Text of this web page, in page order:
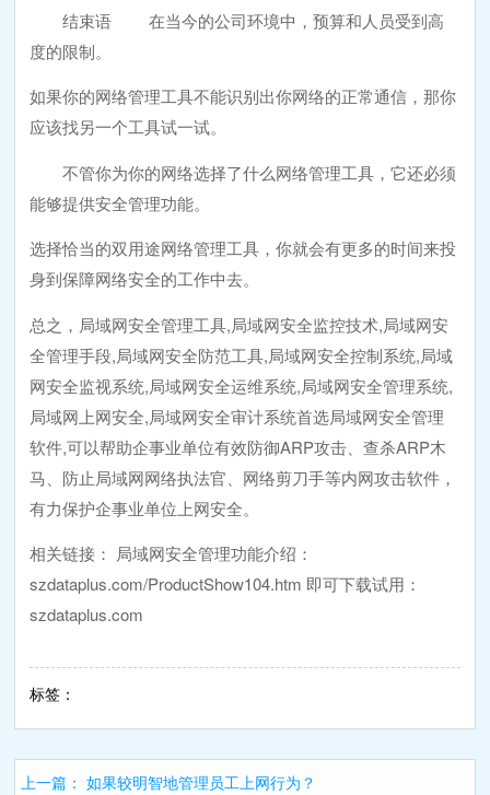
结束语 在当今的公司环境中，预算和人员受到高
度的限制。
如果你的网络管理工具不能识别出你网络的正常通信，那你
应该找另一个工具试一试。
不管你为你的网络选择了什么网络管理工具，它还必须
能够提供安全管理功能。
选择恰当的双用途网络管理工具，你就会有更多的时间来投
身到保障网络安全的工作中去。
总之，局域网安全管理工具,局域网安全监控技术,局域网安
全管理手段,局域网安全防范工具,局域网安全控制系统,局域
网安全监视系统,局域网安全运维系统,局域网安全管理系统,
局域网上网安全,局域网安全审计系统首选局域网安全管理
软件,可以帮助企事业单位有效防御ARP攻击、查杀ARP木
马、防止局域网网络执法官、网络剪刀手等内网攻击软件，
有力保护企事业单位上网安全。
相关链接： 局域网安全管理功能介绍：
szdataplus.com/ProductShow104.htm 即可下载试用：
szdataplus.com
标签：
上一篇： 如果较明智地管理员工上网行为？